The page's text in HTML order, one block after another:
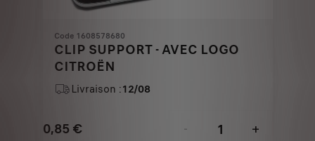
Code 1608578680
CLIP SUPPORT - AVEC LOGO
CITROËN
Livraison :12/08
0,85 € -
+